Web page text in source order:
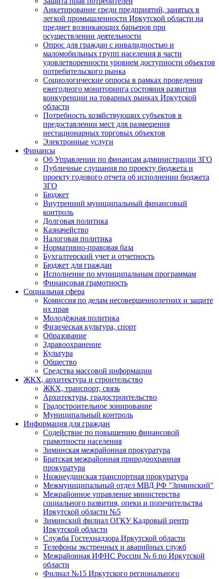
Анкетирование среди предприятий, занятых в
легкой промышленности Иркутской области на
предмет возникающих барьеров при
осуществлении деятельности
Опрос для граждан с инвалидностью и
маломобильных групп населения в части
удовлетворенности уровнем доступности объектов
потребительского рынка
Социологические опросы в рамках проведения
ежегодного мониторинга состояния развития
конкуренции на товарных рынках Иркутской
области
Потребность хозяйствующих субъектов в
предоставлении мест для размещения
нестационарных торговых объектов
Электронные услуги
Финансы
Об Управлении по финансам администрации ЗГО
Публичные слушания по проекту бюджета и
проекту годового отчета об исполнении бюджета
ЗГО
Бюджет
Внутренний муниципальный финансовый
контроль
Долговая политика
Казначейство
Налоговая политика
Нормативно-правовая база
Бухгалтерский учет и отчетность
Бюджет для граждан
Исполнение по муниципальным программам
Финансовая грамотность
Социальная сфера
Комиссия по делам несовершеннолетних и защите
их прав
Молодёжная политика
Физическая культура, спорт
Образование
Здравоохранение
Культура
Общество
Средства массовой информации
ЖКХ, архитектура и строительство
ЖКХ, транспорт, связь
Архитектура, градостроительство
Градостроительное зонирование
Муниципальный контроль
Информация для граждан
Содействие по повышению финансовой
грамотности населения
Зиминская межрайонная прокуратура
Братская межрайонная природоохранная
прокуратура
Нижнеудинская транспортная прокуратура
Межмуниципальный отдел МВД РФ "Зиминский"
Межрайонное управление министерства
социального развития, опеки и попечительства
Иркутской области №5
Зиминский филиал ОГКУ Кадровый центр
Иркутской области
Служба Гостехнадзора Иркутской области
Телефоны экстренных и аварийных служб
Межрайонная ИФНС России № 6 по Иркутской
области
Филиал №15 Иркутского регионального